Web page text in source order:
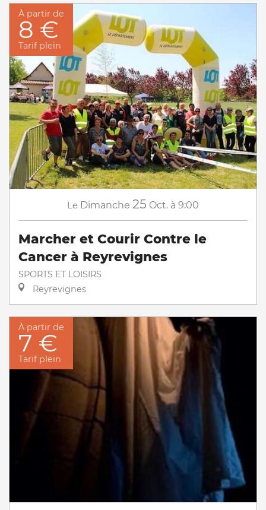
À partir de
8 €
Tarif plein
Le Dimanche 25 Oct. à 9:00
Marcher et Courir Contre le
Cancer à Reyrevignes
SPORTS ET LOISIRS
Reyrevignes
À partir de
7 €
Tarif plein